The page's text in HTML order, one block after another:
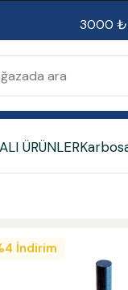
3000 ₺
ÜRÜNLER
4 İndirim